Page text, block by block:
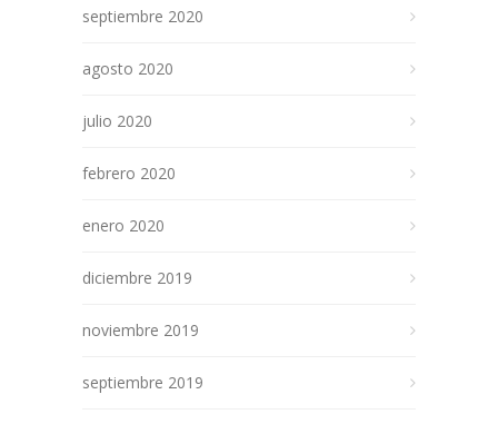
septiembre 2020
agosto 2020
julio 2020
febrero 2020
enero 2020
diciembre 2019
noviembre 2019
septiembre 2019